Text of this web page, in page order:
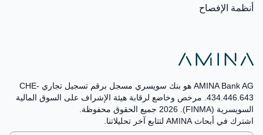
أنظمة الإفصاح
AMINA Bank AG هو بنك سويسري مسجل برقم تسجيل تجاري CHE-
434.446.643. مرخص وخاضع لرقابة هيئة الإشراف على السوق المالية
السويسرية (FINMA). 2026 جميع الحقوق محفوظة.
اشترك في أبحاث AMINA لتتابع آخر تحليلاتنا.